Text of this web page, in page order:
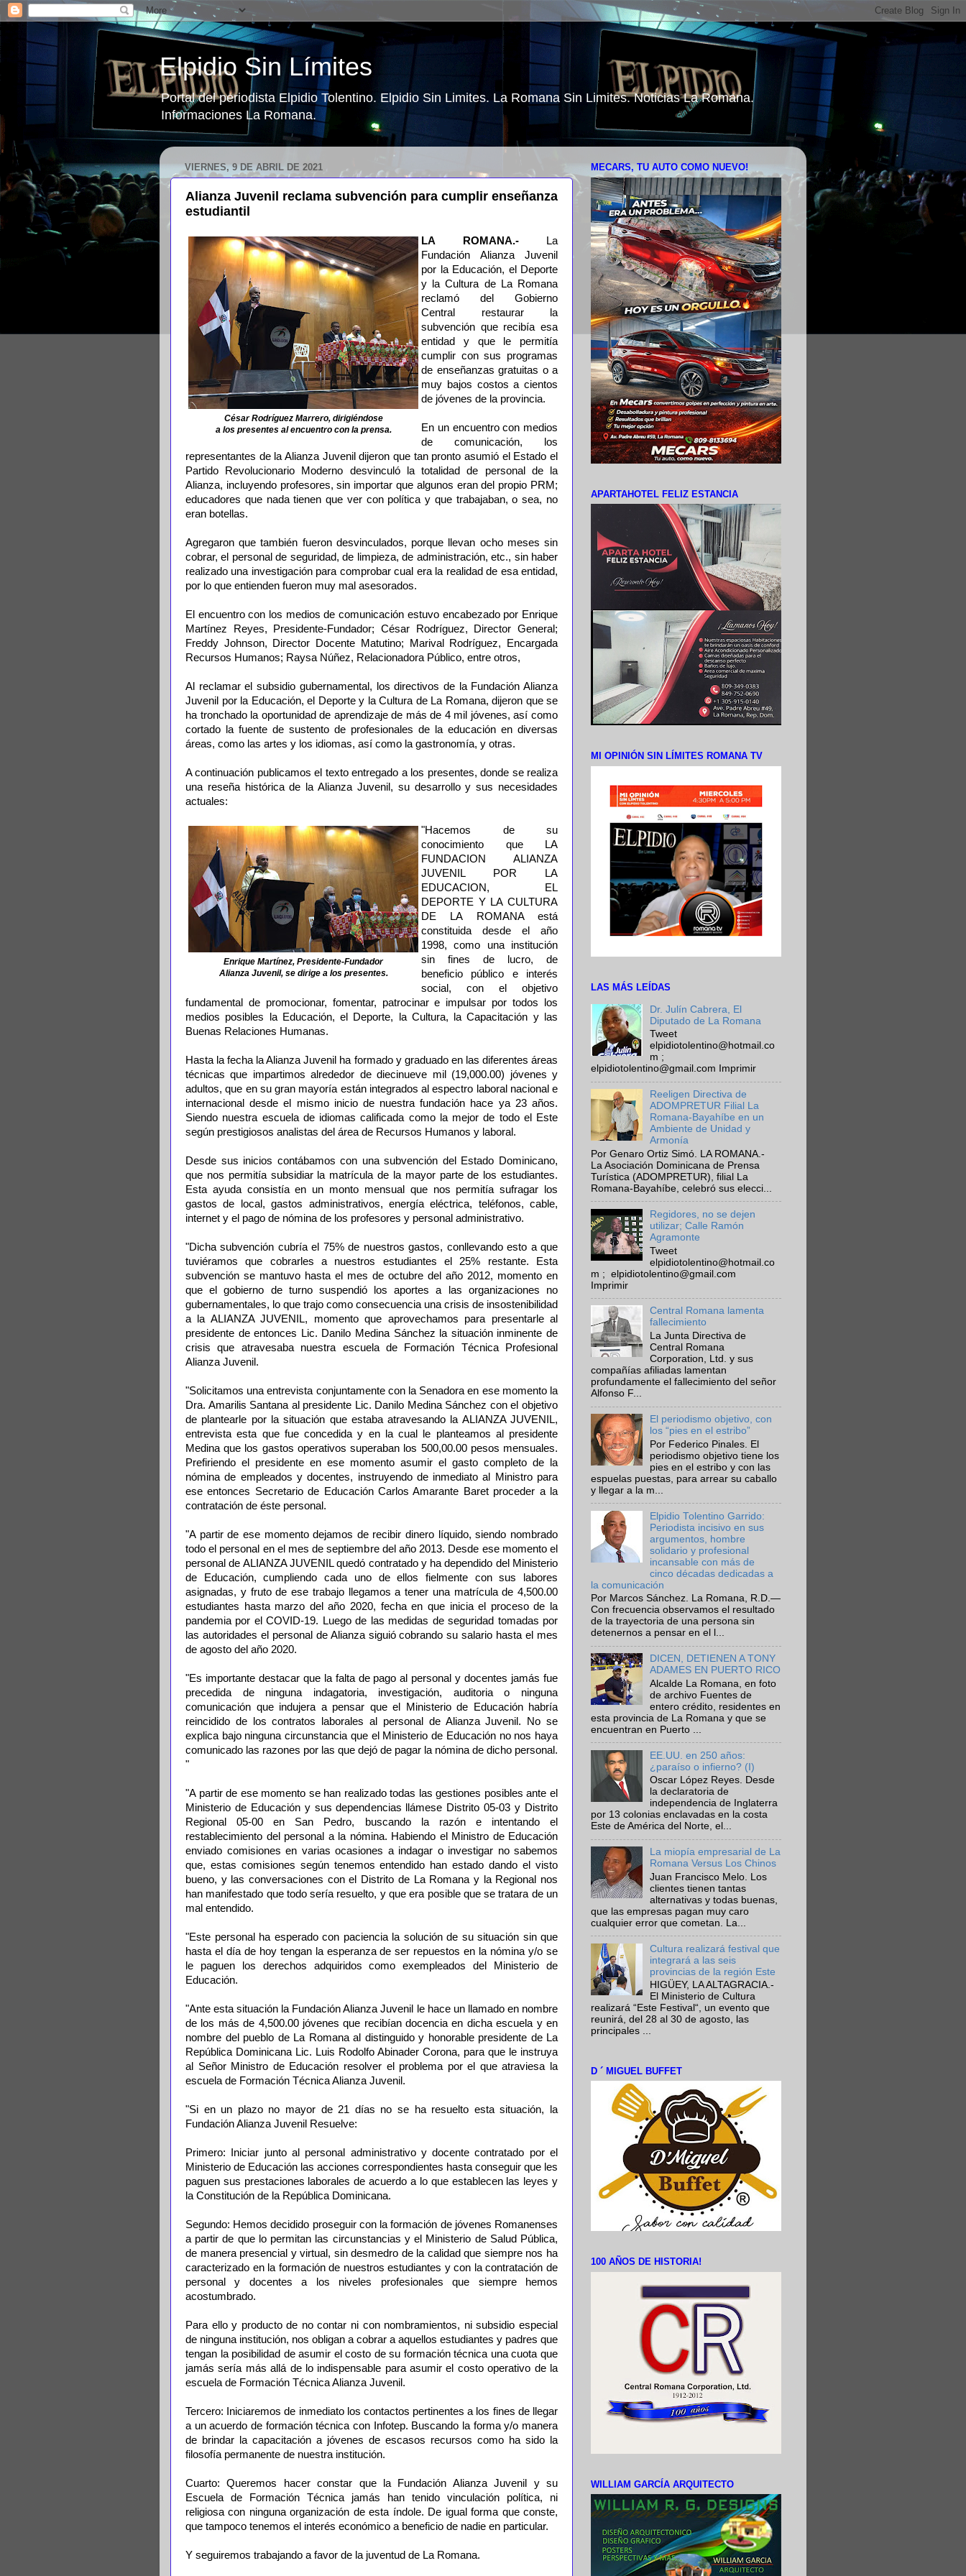
Elpidio Sin Límites
Portal del periodista Elpidio Tolentino. Elpidio Sin Limites. La Romana Sin Limites. Noticias La Romana.
Informaciones La Romana.
VIERNES, 9 DE ABRIL DE 2021
Alianza Juvenil reclama subvención para cumplir enseñanza
estudiantil
César Rodríguez Marrero, dirigiéndose
a los presentes al encuentro con la prensa.
LA ROMANA.-
La
Fundación Alianza Juvenil
por la Educación, el Deporte
y la Cultura de La Romana
reclamó del Gobierno
Central restaurar la
subvención que recibía esa
entidad y que le permitía
cumplir con sus programas
de enseñanzas gratuitas o a
muy bajos costos a cientos
de jóvenes de la provincia.
En un encuentro con medios
de comunicación, los
representantes de la Alianza Juvenil dijeron que tan pronto asumió el Estado el
Partido Revolucionario Moderno desvinculó la totalidad de personal de la
Alianza, incluyendo profesores, sin importar que algunos eran del propio PRM;
educadores que nada tienen que ver con política y que trabajaban, o sea, no
eran botellas.
Agregaron que también fueron desvinculados, porque llevan ocho meses sin
cobrar, el personal de seguridad, de limpieza, de administración, etc., sin haber
realizado una investigación para comprobar cual era la realidad de esa entidad,
por lo que entienden fueron muy mal asesorados.
El encuentro con los medios de comunicación estuvo encabezado por Enrique
Martínez Reyes, Presidente-Fundador; César Rodríguez, Director General;
Freddy Johnson, Director Docente Matutino; Marival Rodríguez, Encargada
Recursos Humanos; Raysa Núñez, Relacionadora Público, entre otros,
Al reclamar el subsidio gubernamental, los directivos de la Fundación Alianza
Juvenil por la Educación, el Deporte y la Cultura de La Romana, dijeron que se
ha tronchado la oportunidad de aprendizaje de más de 4 mil jóvenes, así como
cortado la fuente de sustento de profesionales de la educación en diversas
áreas, como las artes y los idiomas, así como la gastronomía, y otras.
A continuación publicamos el texto entregado a los presentes, donde se realiza
una reseña histórica de la Alianza Juvenil, su desarrollo y sus necesidades
actuales:
Enrique Martínez, Presidente-Fundador
Alianza Juvenil, se dirige a los presentes.
"Hacemos de su
conocimiento que LA
FUNDACION ALIANZA
JUVENIL POR LA
EDUCACION, EL
DEPORTE Y LA CULTURA
DE LA ROMANA está
constituida desde el año
1998, como una institución
sin fines de lucro, de
beneficio público e interés
social, con el objetivo
fundamental de promocionar, fomentar, patrocinar e impulsar por todos los
medios posibles la Educación, el Deporte, la Cultura, la Capacitación y las
Buenas Relaciones Humanas.
Hasta la fecha la Alianza Juvenil ha formado y graduado en las diferentes áreas
técnicas que impartimos alrededor de diecinueve mil (19,000.00) jóvenes y
adultos, que en su gran mayoría están integrados al espectro laboral nacional e
internacional desde el mismo inicio de nuestra fundación hace ya 23 años.
Siendo nuestra escuela de idiomas calificada como la mejor de todo el Este
según prestigiosos analistas del área de Recursos Humanos y laboral.
Desde sus inicios contábamos con una subvención del Estado Dominicano,
que nos permitía subsidiar la matrícula de la mayor parte de los estudiantes.
Esta ayuda consistía en un monto mensual que nos permitía sufragar los
gastos de local, gastos administrativos, energía eléctrica, teléfonos, cable,
internet y el pago de nómina de los profesores y personal administrativo.
"Dicha subvención cubría el 75% de nuestros gastos, conllevando esto a que
tuviéramos que cobrarles a nuestros estudiantes el 25% restante. Esta
subvención se mantuvo hasta el mes de octubre del año 2012, momento en
que el gobierno de turno suspendió los aportes a las organizaciones no
gubernamentales, lo que trajo como consecuencia una crisis de insostenibilidad
a la ALIANZA JUVENIL, momento que aprovechamos para presentarle al
presidente de entonces Lic. Danilo Medina Sánchez la situación inminente de
crisis que atravesaba nuestra escuela de Formación Técnica Profesional
Alianza Juvenil.
"Solicitamos una entrevista conjuntamente con la Senadora en ese momento la
Dra. Amarilis Santana al presidente Lic. Danilo Medina Sánchez con el objetivo
de plantearle por la situación que estaba atravesando la ALIANZA JUVENIL,
entrevista esta que fue concedida y en la cual le planteamos al presidente
Medina que los gastos operativos superaban los 500,00.00 pesos mensuales.
Prefiriendo el presidente en ese momento asumir el gasto completo de la
nómina de empleados y docentes, instruyendo de inmediato al Ministro para
ese entonces Secretario de Educación Carlos Amarante Baret proceder a la
contratación de éste personal.
"A partir de ese momento dejamos de recibir dinero líquido, siendo nombrado
todo el personal en el mes de septiembre del año 2013. Desde ese momento el
personal de ALIANZA JUVENIL quedó contratado y ha dependido del Ministerio
de Educación, cumpliendo cada uno de ellos fielmente con sus labores
asignadas, y fruto de ese trabajo llegamos a tener una matrícula de 4,500.00
estudiantes hasta marzo del año 2020, fecha en que inicia el proceso de la
pandemia por el COVID-19. Luego de las medidas de seguridad tomadas por
las autoridades el personal de Alianza siguió cobrando su salario hasta el mes
de agosto del año 2020.
"Es importante destacar que la falta de pago al personal y docentes jamás fue
precedida de ninguna indagatoria, investigación, auditoria o ninguna
comunicación que indujera a pensar que el Ministerio de Educación habría
reincidido de los contratos laborales al personal de Alianza Juvenil. No se
explica bajo ninguna circunstancia que el Ministerio de Educación no nos haya
comunicado las razones por las que dejó de pagar la nómina de dicho personal.
"
"A partir de ese momento se han realizado todas las gestiones posibles ante el
Ministerio de Educación y sus dependencias llámese Distrito 05-03 y Distrito
Regional 05-00 en San Pedro, buscando la razón e intentando el
restablecimiento del personal a la nómina. Habiendo el Ministro de Educación
enviado comisiones en varias ocasiones a indagar o investigar no sabemos
que, estas comisiones según tenemos entendido han estado dando el visto
bueno, y las conversaciones con el Distrito de La Romana y la Regional nos
han manifestado que todo sería resuelto, y que era posible que se tratara de un
mal entendido.
"Este personal ha esperado con paciencia la solución de su situación sin que
hasta el día de hoy tengan la esperanza de ser repuestos en la nómina y/o se
le paguen los derechos adquiridos como exempleados del Ministerio de
Educación.
"Ante esta situación la Fundación Alianza Juvenil le hace un llamado en nombre
de los más de 4,500.00 jóvenes que recibían docencia en dicha escuela y en
nombre del pueblo de La Romana al distinguido y honorable presidente de La
República Dominicana Lic. Luis Rodolfo Abinader Corona, para que le instruya
al Señor Ministro de Educación resolver el problema por el que atraviesa la
escuela de Formación Técnica Alianza Juvenil.
"Si en un plazo no mayor de 21 días no se ha resuelto esta situación, la
Fundación Alianza Juvenil Resuelve:
Primero: Iniciar junto al personal administrativo y docente contratado por el
Ministerio de Educación las acciones correspondientes hasta conseguir que les
paguen sus prestaciones laborales de acuerdo a lo que establecen las leyes y
la Constitución de la República Dominicana.
Segundo: Hemos decidido proseguir con la formación de jóvenes Romanenses
a partir de que lo permitan las circunstancias y el Ministerio de Salud Pública,
de manera presencial y virtual, sin desmedro de la calidad que siempre nos ha
caracterizado en la formación de nuestros estudiantes y con la contratación de
personal y docentes a los niveles profesionales que siempre hemos
acostumbrado.
Para ello y producto de no contar ni con nombramientos, ni subsidio especial
de ninguna institución, nos obligan a cobrar a aquellos estudiantes y padres que
tengan la posibilidad de asumir el costo de su formación técnica una cuota que
jamás sería más allá de lo indispensable para asumir el costo operativo de la
escuela de Formación Técnica Alianza Juvenil.
Tercero: Iniciaremos de inmediato los contactos pertinentes a los fines de llegar
a un acuerdo de formación técnica con Infotep. Buscando la forma y/o manera
de brindar la capacitación a jóvenes de escasos recursos como ha sido la
filosofía permanente de nuestra institución.
Cuarto: Queremos hacer constar que la Fundación Alianza Juvenil y su
Escuela de Formación Técnica jamás han tenido vinculación política, ni
religiosa con ninguna organización de esta índole. De igual forma que conste,
que tampoco tenemos el interés económico a beneficio de nadie en particular.
Y seguiremos trabajando a favor de la juventud de La Romana.
MECARS, TU AUTO COMO NUEVO!
APARTAHOTEL FELIZ ESTANCIA
MI OPINIÓN SIN LÍMITES ROMANA TV
LAS MÁS LEÍDAS
Dr. Julín Cabrera, El
Diputado de La Romana
Tweet
elpidiotolentino@hotmail.co
m ;
elpidiotolentino@gmail.com Imprimir
Reeligen Directiva de
ADOMPRETUR Filial La
Romana-Bayahíbe en un
Ambiente de Unidad y
Armonía
Por Genaro Ortiz Simó. LA ROMANA.-
La Asociación Dominicana de Prensa
Turística (ADOMPRETUR), filial La
Romana-Bayahíbe, celebró sus elecci...
Regidores, no se dejen
utilizar; Calle Ramón
Agramonte
Tweet
elpidiotolentino@hotmail.co
m ; elpidiotolentino@gmail.com
Imprimir
Central Romana lamenta
fallecimiento
La Junta Directiva de
Central Romana
Corporation, Ltd. y sus
compañías afiliadas lamentan
profundamente el fallecimiento del señor
Alfonso F...
El periodismo objetivo, con
los “pies en el estribo”
Por Federico Pinales. El
periodismo objetivo tiene los
pies en el estribo y con las
espuelas puestas, para arrear su caballo
y llegar a la m...
Elpidio Tolentino Garrido:
Periodista incisivo en sus
argumentos, hombre
solidario y profesional
incansable con más de
cinco décadas dedicadas a
la comunicación
Por Marcos Sánchez. La Romana, R.D.—
Con frecuencia observamos el resultado
de la trayectoria de una persona sin
detenernos a pensar en el l...
DICEN, DETIENEN A TONY
ADAMES EN PUERTO RICO
Alcalde La Romana, en foto
de archivo Fuentes de
entero crédito, residentes en
esta provincia de La Romana y que se
encuentran en Puerto ...
EE.UU. en 250 años:
¿paraíso o infierno? (I)
Oscar López Reyes. Desde
la declaratoria de
independencia de Inglaterra
por 13 colonias enclavadas en la costa
Este de América del Norte, el...
La miopía empresarial de La
Romana Versus Los Chinos
Juan Francisco Melo. Los
clientes tienen tantas
alternativas y todas buenas,
que las empresas pagan muy caro
cualquier error que cometan. La...
Cultura realizará festival que
integrará a las seis
provincias de la región Este
HIGÜEY, LA ALTAGRACIA.-
El Ministerio de Cultura
realizará “Este Festival“, un evento que
reunirá, del 28 al 30 de agosto, las
principales ...
D ´ MIGUEL BUFFET
100 AÑOS DE HISTORIA!
WILLIAM GARCÍA ARQUITECTO